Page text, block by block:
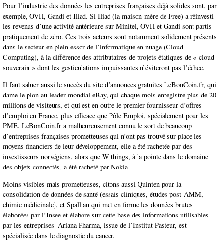
Pour l’industrie des données les entreprises françaises déjà solides sont, par
exemple, OVH, Gandi et Iliad. Si Iliad (la maison-mère de Free) a réinvesti
les revenus d’une activité antérieure sur Minitel, OVH et Gandi sont partis
pratiquement de zéro. Ces trois acteurs sont notamment solidement présents
dans le secteur en plein essor de l’informatique en nuage (Cloud
Computing), à la différence des attributaires de projets étatiques de « cloud
souverain » dont les gesticulations impuissantes n’éviteront pas l’échec.
Il faut saluer aussi le succès du site d’annonces gratuites LeBonCoin.fr, qui
dame le pion au leader mondial eBay, qui chaque mois enregistre plus de 20
millions de visiteurs, et qui est en outre le premier fournisseur d’offres
d’emploi en France, plus efficace que Pôle Emploi, spécialement pour les
PME. LeBonCoin.fr a malheureusement connu le sort de beaucoup
d’entreprises françaises prometteuses qui n’ont pas trouvé sur place les
moyens financiers de leur développement, elle a été rachetée par des
investisseurs norvégiens, alors que Withings, à la pointe dans le domaine
des objets connectés, a été racheté par Nokia.
Moins visibles mais prometteuses, citons aussi Quinten pour la
consolidation de données de santé (essais cliniques, études post-AMM,
chimie médicinale), et Spallian qui met en forme les données brutes
élaborées par l’Insee et élabore sur cette base des informations utilisables
par les entreprises. Ariana Pharma, issue de l’Institut Pasteur, est
spécialisée dans le diagnostic du cancer.